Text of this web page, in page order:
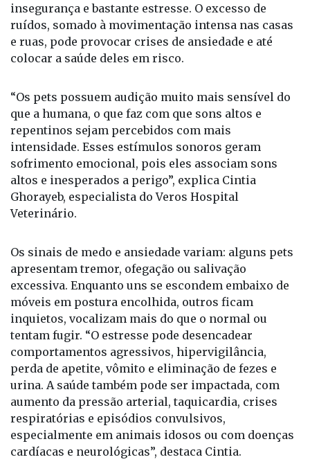
insegurança e bastante estresse. O excesso de
ruídos, somado à movimentação intensa nas casas
e ruas, pode provocar crises de ansiedade e até
colocar a saúde deles em risco.
“Os pets possuem audição muito mais sensível do
que a humana, o que faz com que sons altos e
repentinos sejam percebidos com mais
intensidade. Esses estímulos sonoros geram
sofrimento emocional, pois eles associam sons
altos e inesperados a perigo”, explica Cintia
Ghorayeb, especialista do Veros Hospital
Veterinário.
Os sinais de medo e ansiedade variam: alguns pets
apresentam tremor, ofegação ou salivação
excessiva. Enquanto uns se escondem embaixo de
móveis em postura encolhida, outros ficam
inquietos, vocalizam mais do que o normal ou
tentam fugir. “O estresse pode desencadear
comportamentos agressivos, hipervigilância,
perda de apetite, vômito e eliminação de fezes e
urina. A saúde também pode ser impactada, com
aumento da pressão arterial, taquicardia, crises
respiratórias e episódios convulsivos,
especialmente em animais idosos ou com doenças
cardíacas e neurológicas”, destaca Cintia.